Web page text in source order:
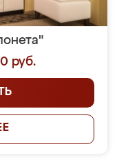
руб.